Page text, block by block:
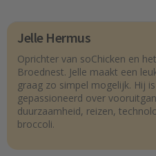
Jelle Hermus
Oprichter van soChicken en het
Broednest. Jelle maakt een
graag zo simpel mogelijk. Hij is
gepassioneerd over
duurzaamheid, reizen,
broccoli.